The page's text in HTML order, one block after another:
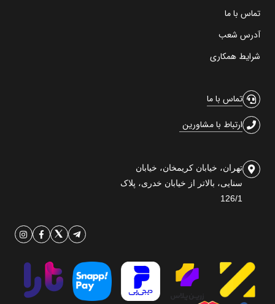
تماس با ما
آدرس شعب
شرایط همکاری
تماس با ما
ارتباط با مشاورین
تهران، خیابان کریمخان، خیابان
سنایی، بالاتر از خیابان خدری، پلاک
126/1